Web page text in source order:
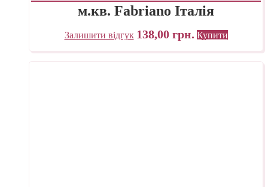
м.кв. Fabriano Італія
Залишити відгук 138,00 грн. Купити